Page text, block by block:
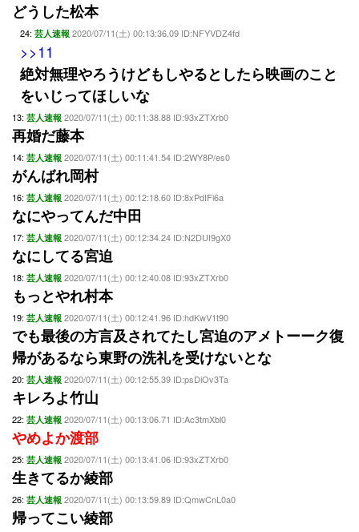
どうした松本
24: 芸人速報 2020/07/11(土) 00:13:36.09 ID:NFYVDZ4fd
>>11
絶対無理やろうけどもしやるとしたら映画のこと
をいじってほしいな
13: 芸人速報 2020/07/11(土) 00:11:38.88 ID:93xZTXrb0
再婚だ藤本
14: 芸人速報 2020/07/11(土) 00:11:41.54 ID:2WY8P/es0
がんばれ岡村
16: 芸人速報 2020/07/11(土) 00:12:18.60 ID:8xPdIFi6a
なにやってんだ中田
17: 芸人速報 2020/07/11(土) 00:12:34.24 ID:N2DUI9gX0
なにしてる宮迫
18: 芸人速報 2020/07/11(土) 00:12:40.08 ID:93xZTXrb0
もっとやれ村本
19: 芸人速報 2020/07/11(土) 00:12:41.96 ID:hdKwV1t90
でも最後の方言及されてたし宮迫のアメトーーク復
帰があるなら東野の洗礼を受けないとな
20: 芸人速報 2020/07/11(土) 00:12:55.39 ID:psDiOv3Ta
キレろよ竹山
22: 芸人速報 2020/07/11(土) 00:13:06.71 ID:Ac3tmXbl0
やめよか渡部
25: 芸人速報 2020/07/11(土) 00:13:41.06 ID:93xZTXrb0
生きてるか綾部
26: 芸人速報 2020/07/11(土) 00:13:59.89 ID:QmwCnL0a0
帰ってこい綾部